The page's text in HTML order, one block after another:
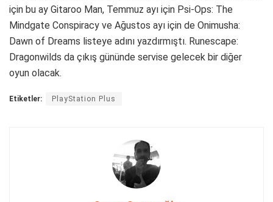
için bu ay Gitaroo Man, Temmuz ayı için Psi-Ops: The
Mindgate Conspiracy ve Ağustos ayı için de Onimusha:
Dawn of Dreams listeye adını yazdırmıştı. Runescape:
Dragonwilds da çıkış gününde servise gelecek bir diğer
oyun olacak.
Etiketler: PlayStation Plus